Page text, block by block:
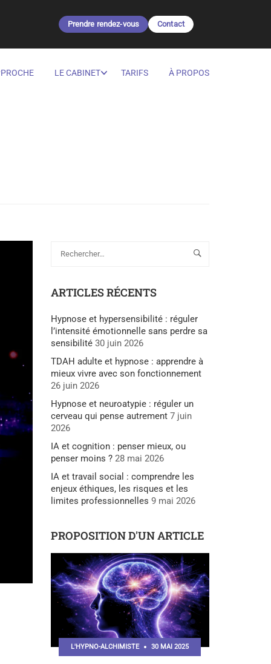
Prendre rendez-vous Contact
LE CABINET TARIFS À PROPOS
ARTICLES RÉCENTS
Hypnose et hypersensibilité : réguler
l’intensité émotionnelle sans perdre sa
sensibilité 30 juin 2026
TDAH adulte et hypnose : apprendre à
mieux vivre avec son fonctionnement
26 juin 2026
Hypnose et neuroatypie : réguler un
cerveau qui pense autrement 7 juin
2026
IA et cognition : penser mieux, ou
penser moins ? 28 mai 2026
IA et travail social : comprendre les
enjeux éthiques, les risques et les
limites professionnelles 9 mai 2026
PROPOSITION D'UN ARTICLE
L'HYPNO-ALCHIMISTE 30 MAI 2025